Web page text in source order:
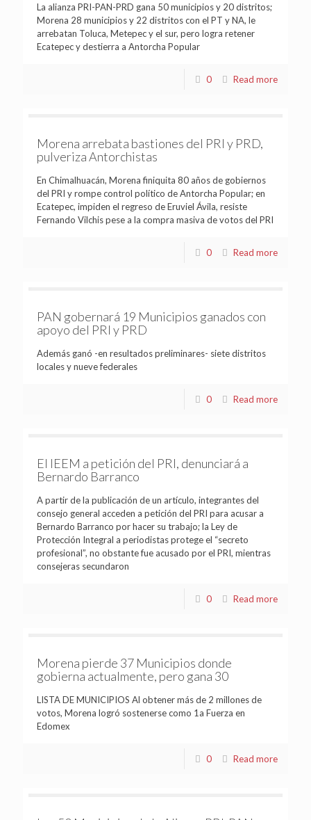
La alianza PRI-PAN-PRD gana 50 municipios y 20 distritos;
Morena 28 municipios y 22 distritos con el PT y NA, le
arrebatan Toluca, Metepec y el sur, pero logra retener
Ecatepec y destierra a Antorcha Popular
0 Read more
Morena arrebata bastiones del PRI y PRD,
pulveriza Antorchistas
En Chimalhuacán, Morena finiquita 80 años de gobiernos
del PRI y rompe control político de Antorcha Popular; en
Ecatepec, impiden el regreso de Eruviel Ávila, resiste
Fernando Vilchis pese a la compra masiva de votos del PRI
0 Read more
PAN gobernará 19 Municipios ganados con
apoyo del PRI y PRD
Además ganó -en resultados preliminares- siete distritos
locales y nueve federales
0 Read more
El IEEM a petición del PRI, denunciará a
Bernardo Barranco
A partir de la publicación de un artículo, integrantes del
consejo general acceden a petición del PRI para acusar a
Bernardo Barranco por hacer su trabajo; la Ley de
Protección Integral a periodistas protege el “secreto
profesional”, no obstante fue acusado por el PRI, mientras
consejeras secundaron
0 Read more
Morena pierde 37 Municipios donde
gobierna actualmente, pero gana 30
LISTA DE MUNICIPIOS Al obtener más de 2 millones de
votos, Morena logró sostenerse como 1a Fuerza en
Edomex
0 Read more